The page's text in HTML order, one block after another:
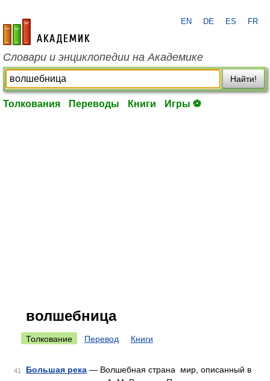
academic.ru
EN DE ES FR
Словари и энциклопедии на Академике
Найти!
Толкования Переводы Книги Игры ⚽
волшебница
Толкование Перевод Книги
41 Большая река — Волшебная страна мир, описанный в